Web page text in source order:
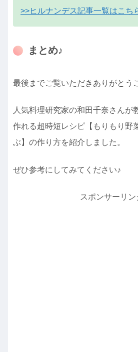
>>ヒルナンデス記事一覧はこち
まとめ♪
最後までご覧いただきありがとう
人気料理研究家の和田千奈さんが
作れる超時短レシピ【もりもり野
ぶ】の作り方を紹介しました。
ぜひ参考にしてみてください♪
スポンサーリン